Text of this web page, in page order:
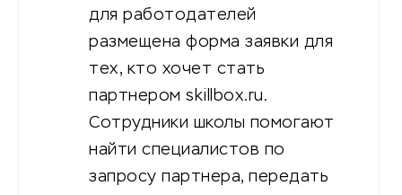
для работодателей
размещена форма заявки для
тех, кто хочет стать
партнером skillbox.ru.
Сотрудники школы помогают
найти специалистов по
запросу партнера, передать